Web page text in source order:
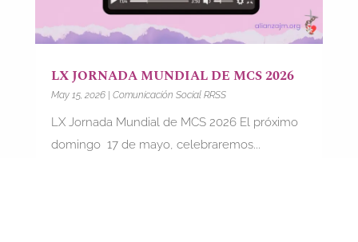
LX JORNADA MUNDIAL DE MCS 2026
May 15, 2026| Comunicación Social RRSS
LX Jornada Mundial de MCS 2026 El próximo
domingo 17 de mayo, celebraremos...